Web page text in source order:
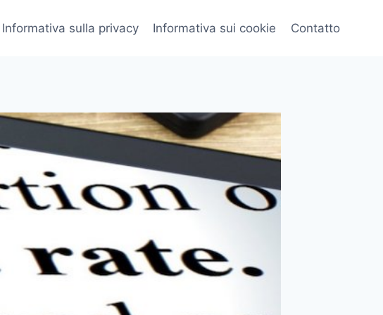
Informativa sulla privacy Informativa sui cookie Contatto